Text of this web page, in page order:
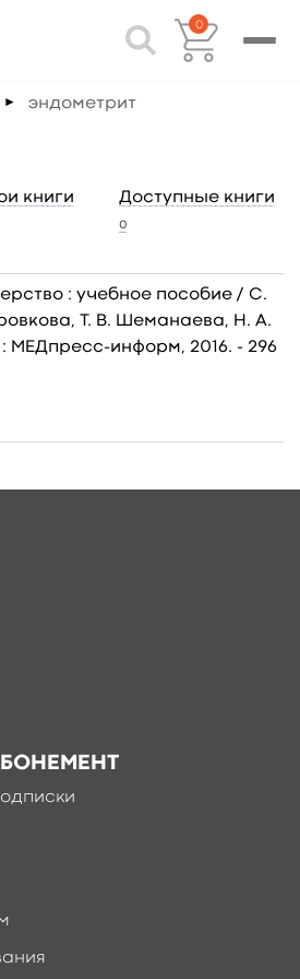
0
► эндометрит
книги Доступные книги
0
: учебное пособие / С.
Т. В. Шеманаева, Н. А.
: МЕДпресс-информ, 2016. - 296